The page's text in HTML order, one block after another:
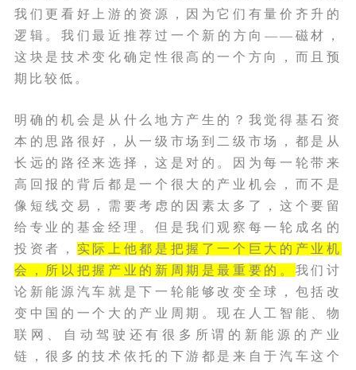
我们更看好上游的资源，因为它们有量价齐升的
逻辑。我们最近推荐过一个新的方向——磁材，
这块是技术变化确定性很高的一个方向，而且预
期比较低。
明确的机会是从什么地方产生的？我觉得基石资
本的思路很好，从一级市场到二级市场，都是从
长远的路径来选择，这是对的。因为每一轮带来
高回报的背后都是一个很大的产业机会，而不是
像短线交易，需要考虑的因素太多了，这个要留
给专业的基金经理。但是我们观察每一轮成名的
投资者， 实际上他都是把握了一个巨大的产业机
会，所以把握产业的新周期是最重要的。 我们讨
论新能源汽车就是下一轮能够改变全球，包括改
变中国的一个大的产业周期。现在人工智能、物
联网、自动驾驶还有很多所谓的新能源的产业
链，很多的技术依托的下游都是来自于汽车这个